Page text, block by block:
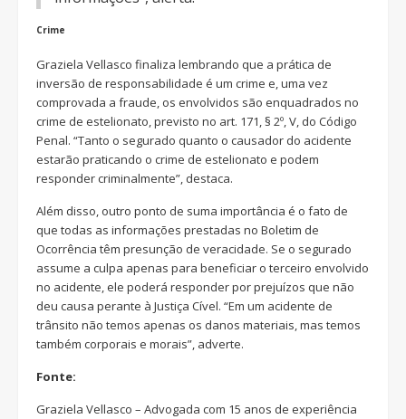
Crime
Graziela Vellasco finaliza lembrando que a prática de
inversão de responsabilidade é um crime e, uma vez
comprovada a fraude, os envolvidos são enquadrados no
crime de estelionato, previsto no art. 171, § 2º, V, do Código
Penal. “Tanto o segurado quanto o causador do acidente
estarão praticando o crime de estelionato e podem
responder criminalmente”, destaca.
Além disso, outro ponto de suma importância é o fato de
que todas as informações prestadas no Boletim de
Ocorrência têm presunção de veracidade. Se o segurado
assume a culpa apenas para beneficiar o terceiro envolvido
no acidente, ele poderá responder por prejuízos que não
deu causa perante à Justiça Cível. “Em um acidente de
trânsito não temos apenas os danos materiais, mas temos
também corporais e morais”, adverte.
Fonte:
Graziela Vellasco – Advogada com 15 anos de experiência